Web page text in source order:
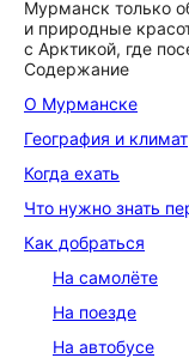
Мурманск только
и природные
с Арктикой, где
Содержание
О Мурманске
География и климат
Когда ехать
Что нужно знать
Как добраться
На самолёте
На поезде
На автобусе